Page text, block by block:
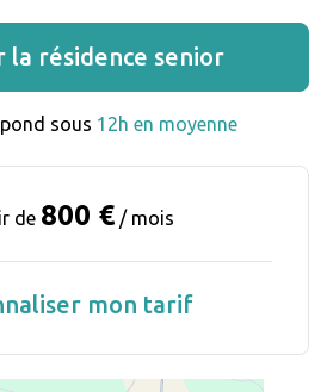
la résidence senior
sous 12h en moyenne
de 800 €/ mois
mon tarif